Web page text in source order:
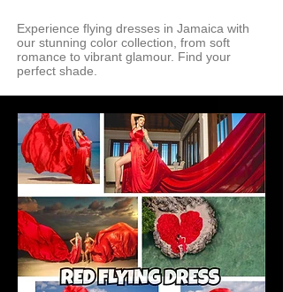
Experience flying dresses in Jamaica with
our stunning color collection, from soft
romance to vibrant glamour. Find your
perfect shade.